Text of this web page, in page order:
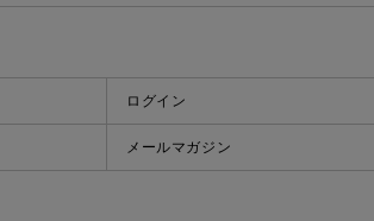
ログイン
メールマガジン